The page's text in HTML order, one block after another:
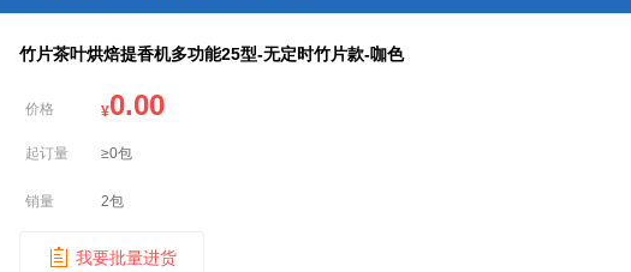
竹片茶叶烘焙提香机多功能25型-无定时竹片款-咖色
价格 ¥0.00
起订量 ≥0包
销量 2包
我要批量进货